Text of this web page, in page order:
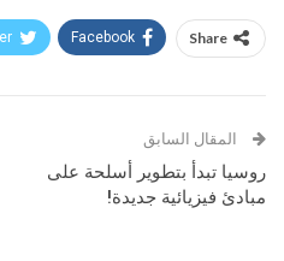
Share
Facebook
المقال السابق
روسيا تبدأ بتطوير أسلحة على
مبادئ فيزيائية جديدة!